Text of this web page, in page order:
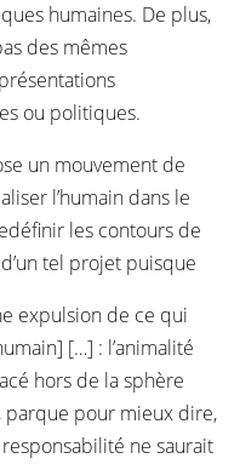
humaines. De plus,
des mêmes
ou politiques.
un mouvement de
l’humain dans le
les contours de
tel projet puisque
expulsion de ce qui
[…] : l’animalité
hors de la sphère
pour mieux dire,
ne saurait